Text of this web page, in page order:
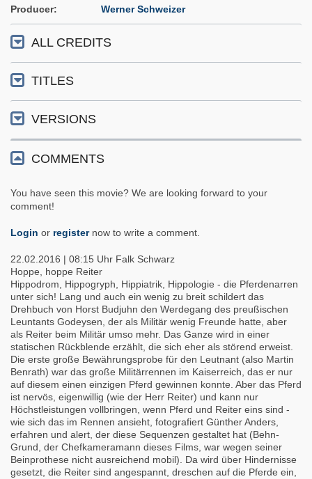
Producer Werner Schweizer
ALL CREDITS
TITLES
VERSIONS
COMMENTS
You have seen this movie? We are looking forward to your
comment!
Login or registernow to write a comment.
22.02.2016 | 08:15 Uhr Falk Schwarz
Hoppe, hoppe Reiter
Hippodrom, Hippogryph, Hippiatrik, Hippologie - die Pferdenarren
unter sich! Lang und auch ein wenig zu breit schildert das
Drehbuch von Horst Budjuhn den Werdegang des preußischen
Leuntants Godeysen, der als Militär wenig Freunde hatte, aber
als Reiter beim Militär umso mehr. Das Ganze wird in einer
statischen Rückblende erzählt, die sich eher als störend erweist.
Die erste große Bewährungsprobe für den Leutnant (also Martin
Benrath) war das große Militärrennen im Kaiserreich, das er nur
auf diesem einen einzigen Pferd gewinnen konnte. Aber das Pferd
ist nervös, eigenwillig (wie der Herr Reiter) und kann nur
Höchstleistungen vollbringen, wenn Pferd und Reiter eins sind -
wie sich das im Rennen ansieht, fotografiert Günther Anders,
erfahren und alert, der diese Sequenzen gestaltet hat (Behn-
Grund, der Chefkameramann dieses Films, war wegen seiner
Beinprothese nicht ausreichend mobil). Da wird über Hindernisse
gesetzt, die Reiter sind angespannt, dreschen auf die Pferde ein,